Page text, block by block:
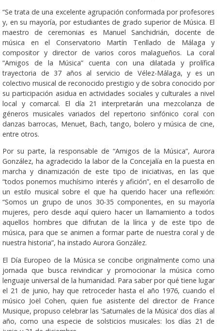
“Se trata de una excelente agrupación conformada por profesores
y, en su mayoría, por estudiantes de grado superior de Música. El
maestro de ceremonias es Manuel Sanchidrián, docente de
música en el Conservatorio Martín Tenllado de Málaga y
compositor y director de varios coros malagueños. La coral
“Amigos de la Música” cuenta con una dilatada y prolífica
trayectoria de 37 años al servicio de Vélez-Málaga, y es un
colectivo musical de reconocido prestigio y de sobra conocido por
su participación asidua en actividades sociales y culturales a nivel
local y comarcal. El día 21 interpretarán una mezcolanza de
géneros musicales variados del repertorio sinfónico coral con
danzas barrocas, Menuet, Bach, tango, bolero y música de cine,
entre otros.
Por su parte, la responsable de “Amigos de la Música”, Aurora
González, ha agradecido la labor de la Concejalía en la puesta en
marcha y dinamización de este tipo de iniciativas, en las que
“todos ponemos muchísimo interés y afición”, en el desarrollo de
un estilo musical sobre el que ha querido hacer una reflexión:
“Somos un grupo de unos 30-35 componentes, en su mayoría
mujeres, pero desde aquí quiero hacer un llamamiento a todos
aquellos hombres que difrutan de la lírica y de este tipo de
música, para que se animen a formar parte de nuestra coral y de
nuestra historia”, ha instado Aurora González.
El Día Europeo de la Música se concibe originalmente como una
jornada que busca reivindicar y promocionar la música como
lenguaje universal de la humanidad. Para saber por qué tiene lugar
el 21 de junio, hay que retroceder hasta el año 1976, cuando el
músico Joël Cohen, quien fue asistente del director de France
Musique, propuso celebrar las 'Saturnales de la Música' dos días al
año, como una especie de solsticios musicales: los días 21 de